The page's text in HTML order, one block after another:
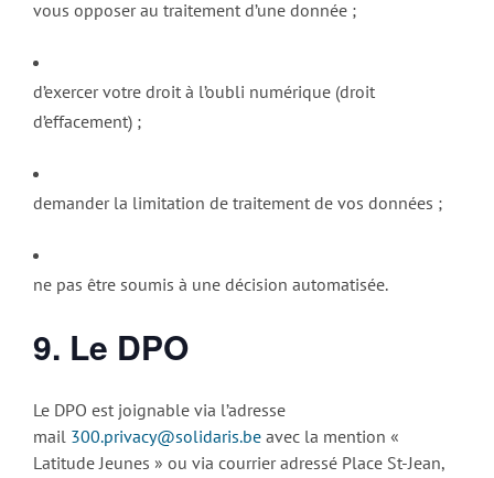
vous opposer au traitement d’une donnée ;
d’exercer votre droit à l’oubli numérique (droit
d’effacement) ;
demander la limitation de traitement de vos données ;
ne pas être soumis à une décision automatisée.
9. Le DPO
Le DPO est joignable via l’adresse
mail 300.privacy@solidaris.be avec la mention «
Latitude Jeunes » ou via courrier adressé Place St-Jean,